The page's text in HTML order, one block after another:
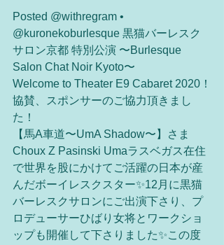
Posted @withregram •
@kuronekoburlesque 黒猫バーレスク
サロン京都 特別公演 〜Burlesque
Salon Chat Noir Kyoto〜
Welcome to Theater E9 Cabaret 2020！
協賛、スポンサーのご協力頂きまし
た！
【馬A車道〜UmA Shadow〜】さま
Choux Z Pasinski Umaラスベガス在住
で世界を股にかけてご活躍の日本が産
んだボーイレスクスター✨12月に黒猫
バーレスクサロンにご出演下さり、プ
ロデューサーひばり女将とワークショ
ップも開催して下さりました✨この度